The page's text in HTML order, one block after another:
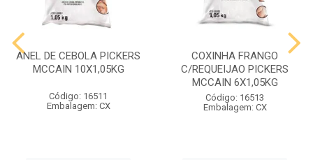
ANEL DE CEBOLA PICKERS
MCCAIN 10X1,05KG
Código: 16511
Embalagem: CX
COXINHA FRANGO
C/REQUEIJAO PICKERS
MCCAIN 6X1,05KG
Código: 16513
Embalagem: CX